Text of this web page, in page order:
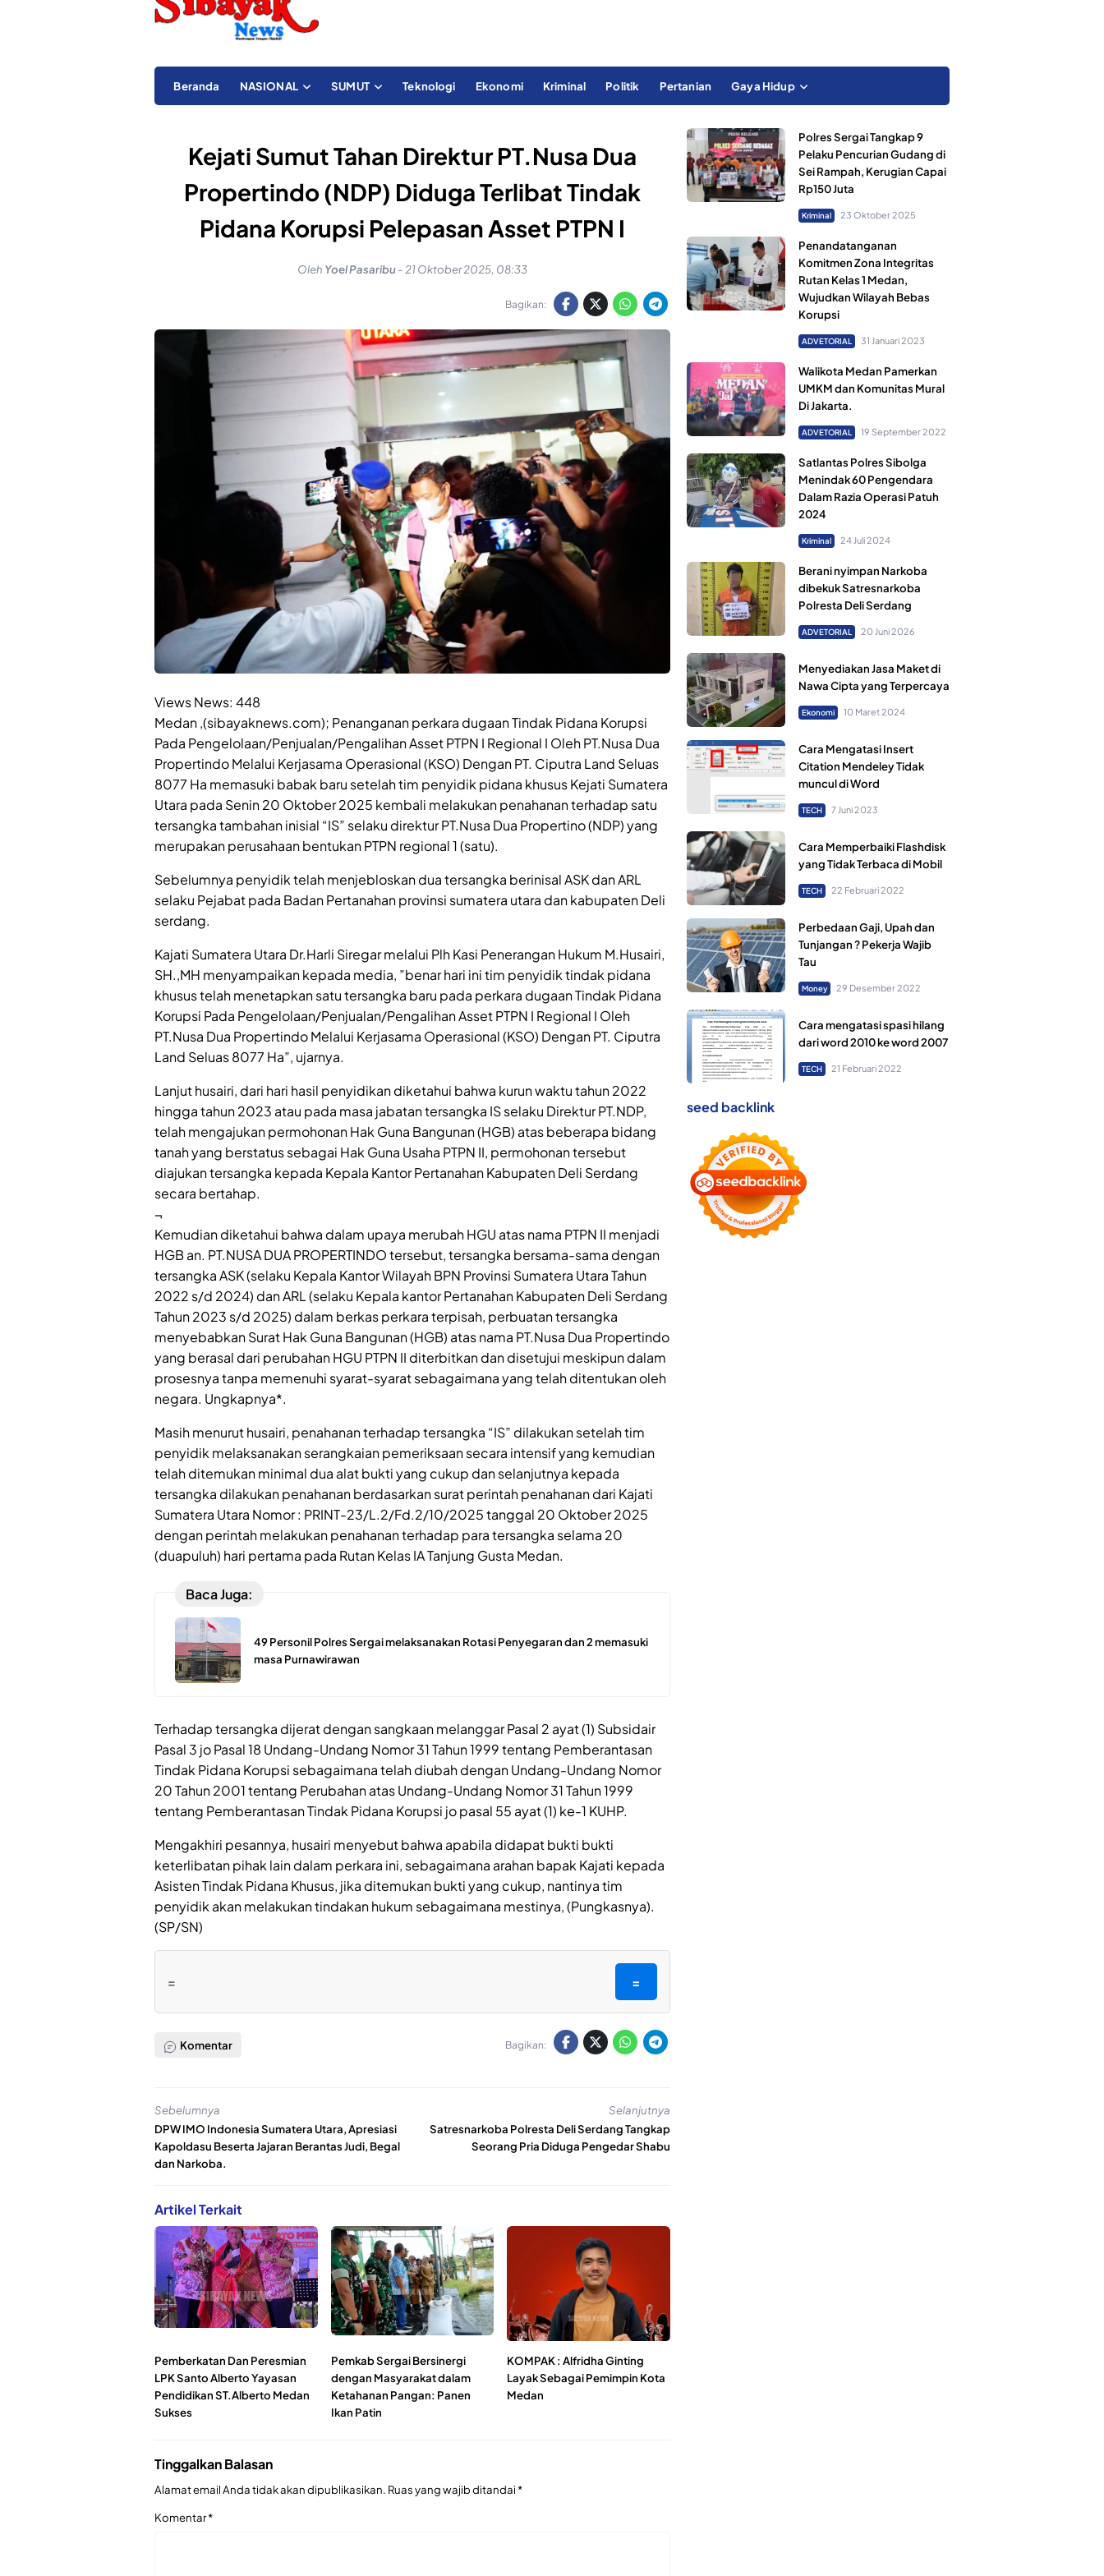
Beranda NASIONAL SUMUT Teknologi Ekonomi Kriminal Politik Pertanian Gaya Hidup
Kejati Sumut Tahan Direktur PT.Nusa Dua
Propertindo (NDP) Diduga Terlibat Tindak
Pidana Korupsi Pelepasan Asset PTPN I
Oleh Yoel Pasaribu- 21 Oktober 2025, 08:33
Bagikan:
Views News: 448
Medan ,(sibayaknews.com); Penanganan perkara dugaan Tindak Pidana Korupsi
Pada Pengelolaan/Penjualan/Pengalihan Asset PTPN I Regional I Oleh PT.Nusa Dua
Propertindo Melalui Kerjasama Operasional (KSO) Dengan PT. Ciputra Land Seluas
8077 Ha memasuki babak baru setelah tim penyidik pidana khusus Kejati Sumatera
Utara pada Senin 20 Oktober 2025 kembali melakukan penahanan terhadap satu
tersangka tambahan inisial “IS” selaku direktur PT.Nusa Dua Propertino (NDP) yang
merupakan perusahaan bentukan PTPN regional 1 (satu).
Sebelumnya penyidik telah menjebloskan dua tersangka berinisal ASK dan ARL
selaku Pejabat pada Badan Pertanahan provinsi sumatera utara dan kabupaten Deli
serdang.
Kajati Sumatera Utara Dr.Harli Siregar melalui Plh Kasi Penerangan Hukum M.Husairi,
SH.,MH menyampaikan kepada media, ”benar hari ini tim penyidik tindak pidana
khusus telah menetapkan satu tersangka baru pada perkara dugaan Tindak Pidana
Korupsi Pada Pengelolaan/Penjualan/Pengalihan Asset PTPN I Regional I Oleh
PT.Nusa Dua Propertindo Melalui Kerjasama Operasional (KSO) Dengan PT. Ciputra
Land Seluas 8077 Ha”, ujarnya.
Lanjut husairi, dari hari hasil penyidikan diketahui bahwa kurun waktu tahun 2022
hingga tahun 2023 atau pada masa jabatan tersangka IS selaku Direktur PT.NDP,
telah mengajukan permohonan Hak Guna Bangunan (HGB) atas beberapa bidang
tanah yang berstatus sebagai Hak Guna Usaha PTPN II, permohonan tersebut
diajukan tersangka kepada Kepala Kantor Pertanahan Kabupaten Deli Serdang
secara bertahap.
¬
Kemudian diketahui bahwa dalam upaya merubah HGU atas nama PTPN II menjadi
HGB an. PT.NUSA DUA PROPERTINDO tersebut, tersangka bersama-sama dengan
tersangka ASK (selaku Kepala Kantor Wilayah BPN Provinsi Sumatera Utara Tahun
2022 s/d 2024) dan ARL (selaku Kepala kantor Pertanahan Kabupaten Deli Serdang
Tahun 2023 s/d 2025) dalam berkas perkara terpisah, perbuatan tersangka
menyebabkan Surat Hak Guna Bangunan (HGB) atas nama PT.Nusa Dua Propertindo
yang berasal dari perubahan HGU PTPN II diterbitkan dan disetujui meskipun dalam
prosesnya tanpa memenuhi syarat-syarat sebagaimana yang telah ditentukan oleh
negara. Ungkapnya*.
Masih menurut husairi, penahanan terhadap tersangka “IS” dilakukan setelah tim
penyidik melaksanakan serangkaian pemeriksaan secara intensif yang kemudian
telah ditemukan minimal dua alat bukti yang cukup dan selanjutnya kepada
tersangka dilakukan penahanan berdasarkan surat perintah penahanan dari Kajati
Sumatera Utara Nomor : PRINT-23/L.2/Fd.2/10/2025 tanggal 20 Oktober 2025
dengan perintah melakukan penahanan terhadap para tersangka selama 20
(duapuluh) hari pertama pada Rutan Kelas IA Tanjung Gusta Medan.
Baca Juga:
49 Personil Polres Sergai melaksanakan Rotasi Penyegaran dan 2 memasuki
masa Purnawirawan
Terhadap tersangka dijerat dengan sangkaan melanggar Pasal 2 ayat (1) Subsidair
Pasal 3 jo Pasal 18 Undang-Undang Nomor 31 Tahun 1999 tentang Pemberantasan
Tindak Pidana Korupsi sebagaimana telah diubah dengan Undang-Undang Nomor
20 Tahun 2001 tentang Perubahan atas Undang-Undang Nomor 31 Tahun 1999
tentang Pemberantasan Tindak Pidana Korupsi jo pasal 55 ayat (1) ke-1 KUHP.
Mengakhiri pesannya, husairi menyebut bahwa apabila didapat bukti bukti
keterlibatan pihak lain dalam perkara ini, sebagaimana arahan bapak Kajati kepada
Asisten Tindak Pidana Khusus, jika ditemukan bukti yang cukup, nantinya tim
penyidik akan melakukan tindakan hukum sebagaimana mestinya, (Pungkasnya).
(SP/SN)
= =
Komentar Bagikan:
Sebelumnya
DPW IMO Indonesia Sumatera Utara, Apresiasi
Kapoldasu Beserta Jajaran Berantas Judi, Begal
dan Narkoba.
Selanjutnya
Satresnarkoba Polresta Deli Serdang Tangkap
Seorang Pria Diduga Pengedar Shabu
Artikel Terkait
Pemberkatan Dan Peresmian
LPK Santo Alberto Yayasan
Pendidikan ST.Alberto Medan
Sukses
Pemkab Sergai Bersinergi
dengan Masyarakat dalam
Ketahanan Pangan: Panen
Ikan Patin
KOMPAK : Alfridha Ginting
Layak Sebagai Pemimpin Kota
Medan
Tinggalkan Balasan
Alamat email Anda tidak akan dipublikasikan. Ruas yang wajib ditandai*
Komentar*
Polres Sergai Tangkap 9
Pelaku Pencurian Gudang di
Sei Rampah, Kerugian Capai
Rp150 Juta
Kriminal 23 Oktober 2025
Penandatanganan
Komitmen Zona Integritas
Rutan Kelas 1 Medan,
Wujudkan Wilayah Bebas
Korupsi
ADVETORIAL 31 Januari 2023
Walikota Medan Pamerkan
UMKM dan Komunitas Mural
Di Jakarta.
ADVETORIAL 19 September 2022
Satlantas Polres Sibolga
Menindak 60 Pengendara
Dalam Razia Operasi Patuh
2024
Kriminal 24 Juli 2024
Berani nyimpan Narkoba
dibekuk Satresnarkoba
Polresta Deli Serdang
ADVETORIAL 20 Juni 2026
Menyediakan Jasa Maket di
Nawa Cipta yang Terpercaya
Ekonomi 10 Maret 2024
Cara Mengatasi Insert
Citation Mendeley Tidak
muncul di Word
TECH 7 Juni 2023
Cara Memperbaiki Flashdisk
yang Tidak Terbaca di Mobil
TECH 22 Februari 2022
Perbedaan Gaji, Upah dan
Tunjangan ? Pekerja Wajib
Tau
Money 29 Desember 2022
Cara mengatasi spasi hilang
dari word 2010 ke word 2007
TECH 21 Februari 2022
seed backlink